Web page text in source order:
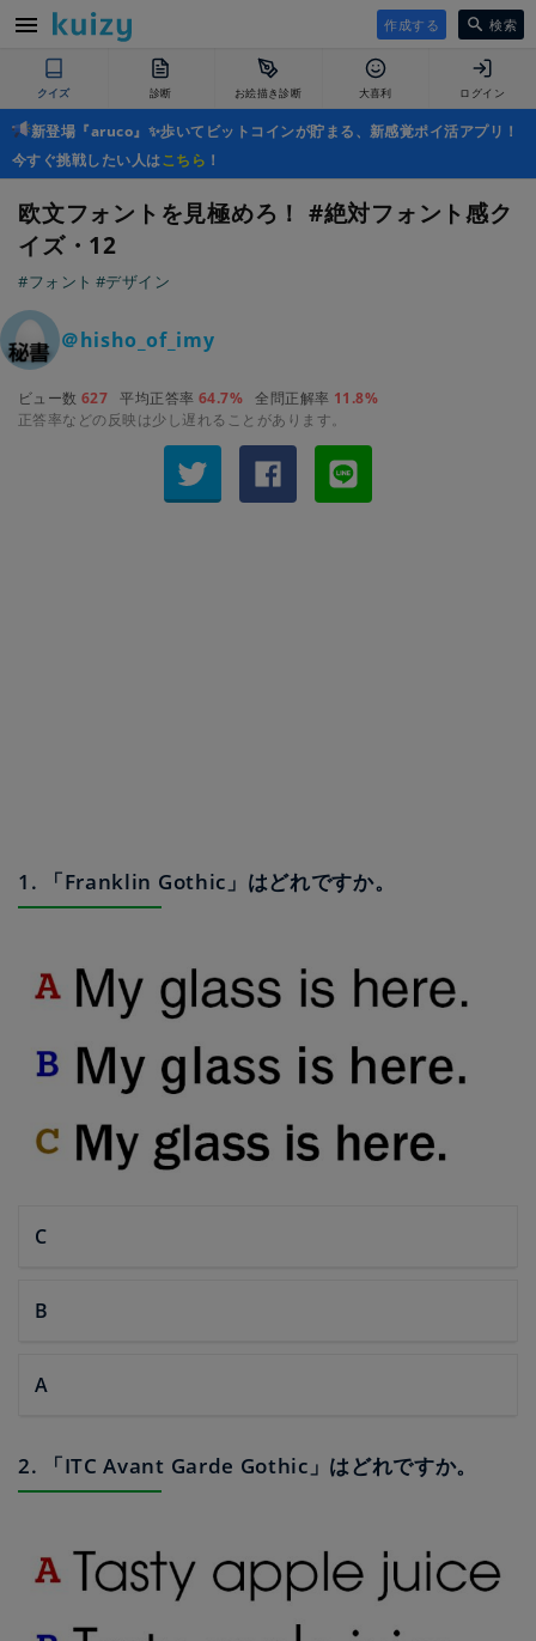
作成する 検索
クイズ 診断 お絵描き診断 大喜利 ログイン
新登場『aruco』✨歩いてビットコインが貯まる、新感覚ポイ活アプリ！
今すぐ挑戦したい人はこちら ！
欧文フォントを見極めろ！ #絶対フォント感ク
イズ・12
#フォント #デザイン
＠hisho_of_imy
ビュー数 627 平均正答率 64.7% 全問正解率 11.8%
正答率などの反映は少し遅れることがあります。
1. 「Franklin Gothic」はどれですか。
C
B
A
2. 「ITC Avant Garde Gothic」はどれですか。